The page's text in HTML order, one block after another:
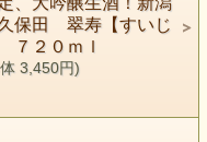
田 翠寿【すいじ
７２０ｍｌ
3,450円)